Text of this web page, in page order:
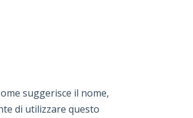
suggerisce il nome,
di utilizzare questo